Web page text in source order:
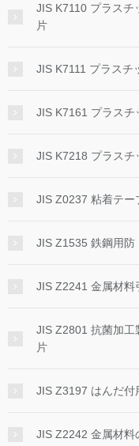
JIS K7110 プラスチ
片
JIS K7111 プラスチ
JIS K7161 プラス
JIS K7218 プラス
JIS Z0237 粘着テー
JIS Z1535 鉄鋼用防
JIS Z2241 金属材料
JIS Z2801 抗菌加工
片
JIS Z3197 はんだ付
JIS Z2242 金属材料